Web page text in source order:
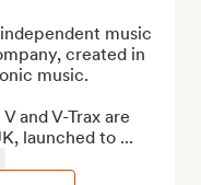
music
created in
music.
and V-Trax are
launched to ...